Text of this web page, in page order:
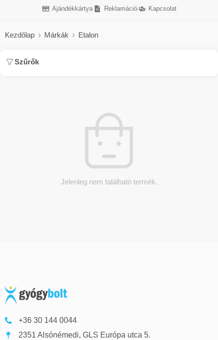
Ajándékkártya Reklamáció Kapcsolat
Kezdőlap Márkák Etalon
Szűrők
Jelenleg nem található termék.
+36 30 144 0044
2351 Alsónémedi, GLS Európa utca 5.